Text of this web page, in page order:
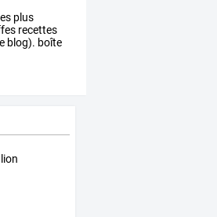
plus
recettes
blog). boîte